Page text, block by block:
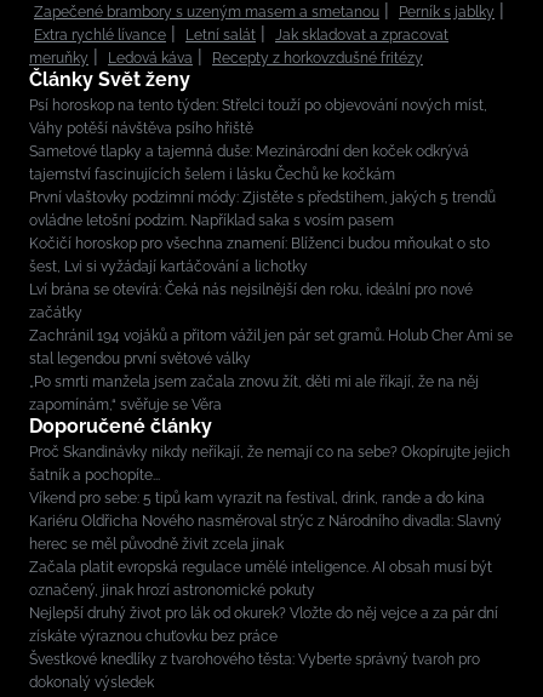
Zapečené brambory s uzeným masem a smetanou
Perník s jablky
Extra rychlé lívance
Letní salát
Jak skladovat a zpracovat
meruňky
Ledová káva Recepty z horkovzdušné fritézy
Články Svět ženy
Psí horoskop na tento týden: Střelci touží po objevování nových míst,
Váhy potěší návštěva psího hřiště
Sametové tlapky a tajemná duše: Mezinárodní den koček odkrývá
tajemství fascinujících šelem i lásku Čechů ke kočkám
První vlaštovky podzimní módy: Zjistěte s předstihem, jakých 5 trendů
ovládne letošní podzim. Například saka s vosím pasem
Kočičí horoskop pro všechna znamení: Blíženci budou mňoukat o sto
šest, Lvi si vyžádají kartáčování a lichotky
Lví brána se otevírá: Čeká nás nejsilnější den roku, ideální pro nové
začátky
Zachránil 194 vojáků a přitom vážil jen pár set gramů. Holub Cher Ami se
stal legendou první světové války
„Po smrti manžela jsem začala znovu žít, děti mi ale říkají, že na něj
zapomínám,“ svěřuje se Věra
Doporučené články
Proč Skandinávky nikdy neříkají, že nemají co na sebe? Okopírujte jejich
šatník a pochopíte...
Víkend pro sebe: 5 tipů kam vyrazit na festival, drink, rande a do kina
Kariéru Oldřicha Nového nasměroval strýc z Národního divadla: Slavný
herec se měl původně živit zcela jinak
Začala platit evropská regulace umělé inteligence. AI obsah musí být
označený, jinak hrozí astronomické pokuty
Nejlepší druhý život pro lák od okurek? Vložte do něj vejce a za pár dní
získáte výraznou chuťovku bez práce
Švestkové knedlíky z tvarohového těsta: Vyberte správný tvaroh pro
dokonalý výsledek